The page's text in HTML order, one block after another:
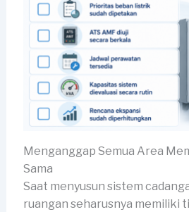
Menganggap Semua Area
Sama
Saat menyusun sistem
ruangan seharusnya memiliki